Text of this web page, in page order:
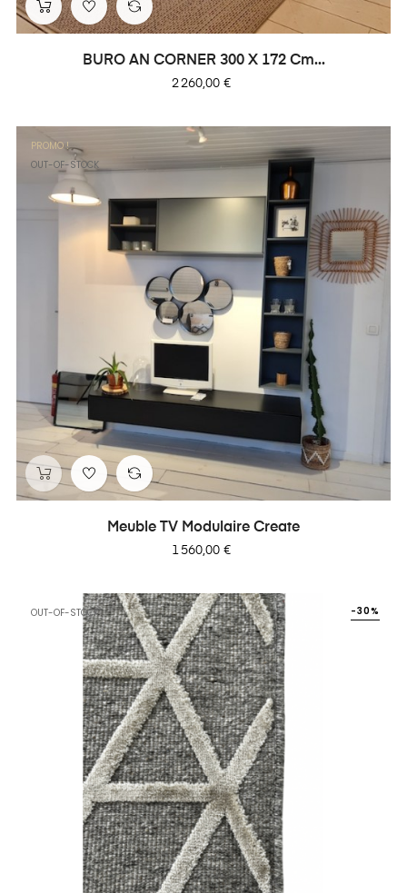
BURO AN CORNER 300 X 172 Cm...
Prix
2 260,00 €
PROMO !
OUT-OF-STOCK
Meuble TV Modulaire Create
Prix
1 560,00 €
OUT-OF-STOCK -30%